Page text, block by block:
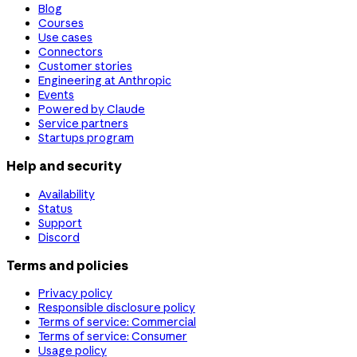
Blog
Courses
Use cases
Connectors
Customer stories
Engineering at Anthropic
Events
Powered by Claude
Service partners
Startups program
Help and security
Availability
Status
Support
Discord
Terms and policies
Privacy policy
Responsible disclosure policy
Terms of service: Commercial
Terms of service: Consumer
Usage policy